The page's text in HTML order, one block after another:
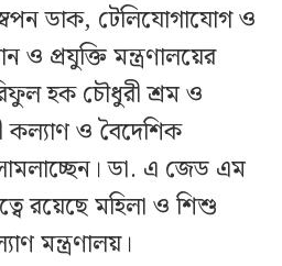
ডাক, টেলিযোগাযোগ ও
ও প্রযুক্তি মন্ত্রণালয়ের
হক চৌধুরী শ্রম ও
কল্যাণ ও বৈদেশিক
সামলাচ্ছেন। ডা. এ জেড এম
রয়েছে মহিলা ও শিশু
মন্ত্রণালয়।